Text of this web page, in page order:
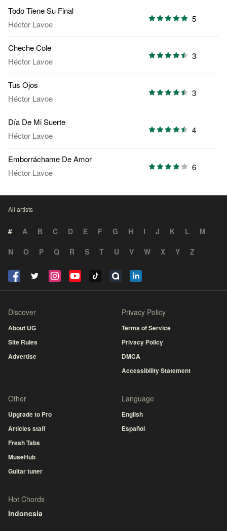
Todo Tiene Su Final
Héctor Lavoe
5
Cheche Cole
Héctor Lavoe
3
Tus Ojos
Héctor Lavoe
3
Día De Mi Suerte
Héctor Lavoe
4
Emborráchame De Amor
Héctor Lavoe
6
All artists
# A B C D E F G H I J K L
M
N
O P Q R S T U V W X Y Z
Discover
About UG
Site Rules
Advertise
Privacy Policy
Terms of Service
Privacy Policy
DMCA
Accessibility Statement
Other
Upgrade to Pro
Articles staff
Fresh Tabs
MuseHub
Guitar tuner
Language
English
Español
Hot Chords
Indonesia